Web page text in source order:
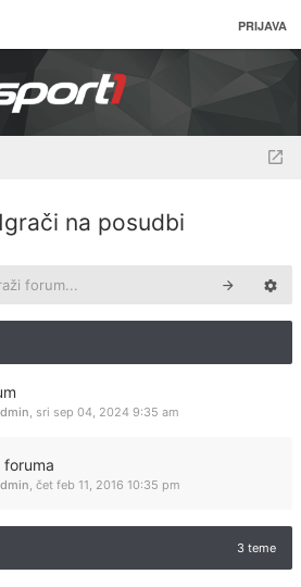
PRIJAVA
na posudbi
, sri sep 04, 2024 9:35 am
foruma
, čet feb 11, 2016 10:35 pm
3 teme